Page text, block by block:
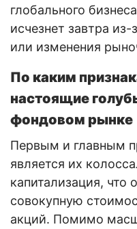
глобального
исчезнет завтра
или изменения
По каким
настоящие
фондовом рынке
Первым и главным
является их
капитализация, что
совокупную
акций. Помимо